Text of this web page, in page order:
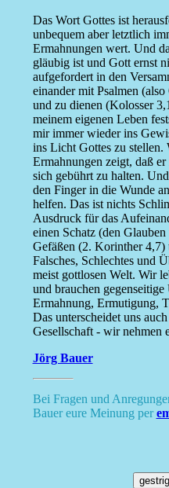
Das Wort Gottes ist
unbequem aber letztlich
Ermahnungen wert. Und
gläubig ist und Gott ernst
aufgefordert in den
einander mit Psalmen
und zu dienen (Kolosser
meinem eigenen Leben
mir immer wieder ins
ins Licht Gottes zu stellen.
Ermahnungen zeigt, daß
sich gebührt zu halten.
den Finger in die Wunde
helfen. Das ist nichts
Ausdruck für das
einen Schatz (den
Gefäßen (2. Korinther 4,7)
Falsches, Schlechtes und
meist gottlosen Welt. Wir
und brauchen
Ermahnung, Ermutigung,
Das unterscheidet uns
Gesellschaft - wir nehmen
Jörg Bauer
Bei Fragen und
Bauer eure Meinung per